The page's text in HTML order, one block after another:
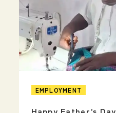
EMPLOYMENT